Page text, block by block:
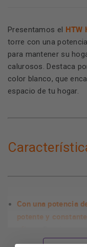
Presentamos el HTW
torre con una
para mantener su
calurosos. Destaca
color blanco, que
espacio de tu hogar.
Con una potencia
potente y
disfrutar de un